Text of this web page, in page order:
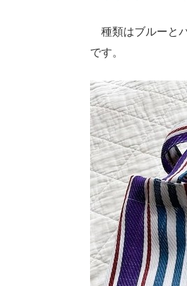
種類はブルーと
です。